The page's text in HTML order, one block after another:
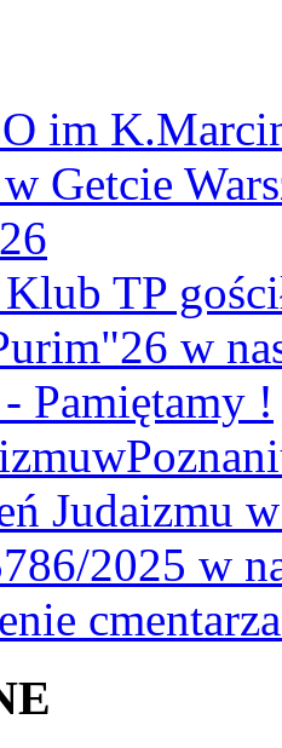
im
Getcie
TP
w
Pamiętamy !
Judaizmu
2025 w